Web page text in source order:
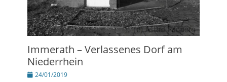
Immerath – Verlassenes Dorf am
Niederrhein
Posted
24/01/2019